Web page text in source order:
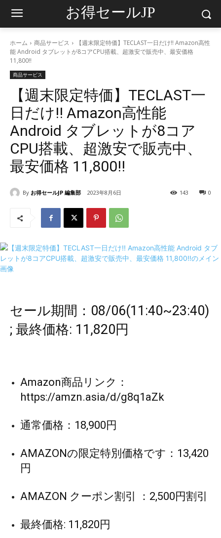
お得セールJP
ホーム 商品サービス
【週末限定特価】TECLAST一日だけ!! Amazon高性
能 Android タブレットが8コアCPU搭載、超激安で販売中、最安価格
11,800‼
商品サービス
【週末限定特価】TECLAST一
日だけ!! Amazon高性能
Android タブレットが8コア
CPU搭載、超激安で販売中、
最安価格 11,800‼
By お得セールJP 編集部 2023年8月6日 0
143
セール期間：08/06(11:40~23:40)
; 最終価格: 11,820円
Amazon商品リンク：
https://amzn.asia/d/g8q1aZk
通常価格：18,900円
AMAZONの限定特別価格です：13,420
円
AMAZON クーポン割引 ：2,500円割引
最終価格: 11,820円